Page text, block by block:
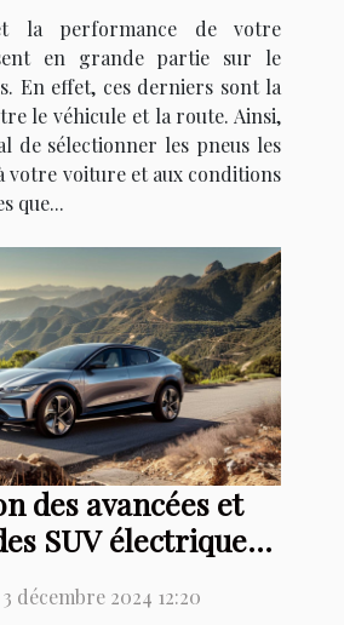
la performance de votre
en grande partie sur le
En effet, ces derniers sont la
le véhicule et la route. Ainsi,
de sélectionner les pneus les
votre voiture et aux conditions
que...
des avancées et
SUV électriques
décembre 2024 12:20